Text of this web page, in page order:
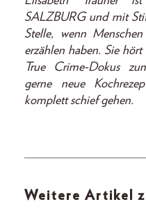
SALZBURG und mit
Stelle, wenn
erzählen haben. Sie
True Crime-Dokus
gerne neue
komplett schief gehen.
Weitere Artikel